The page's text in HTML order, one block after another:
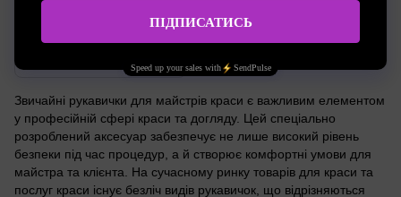
Розмір
Звичайні рукавички для майстрів краси є важливим елементом
у професійній сфері краси та догляду. Цей спеціально
розроблений аксесуар забезпечує не лише високий рівень
безпеки під час процедур, а й створює комфортні умови для
майстра та клієнта. На сучасному ринку товарів для краси та
послуг краси існує безліч видів рукавичок, що відрізняються